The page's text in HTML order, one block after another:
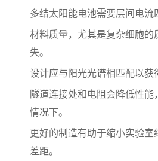
多结太阳能电池需要层间电流
材料质量，尤其是复杂细胞的
失。
设计应与阳光光谱相匹配以获
隧道连接处和电阻会降低性
情况下。
更好的制造有助于缩小实验
差距。